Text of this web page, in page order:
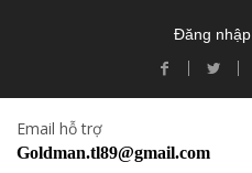
Đăng nhập
Email hỗ trợ
Goldman.tl89@gmail.com